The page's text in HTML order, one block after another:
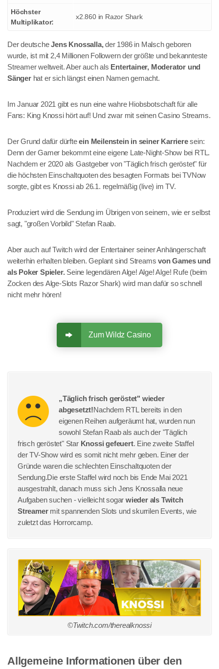
Höchster
Multiplikator:
x2.860 in Razor Shark
Der deutscheJens Knossalla,der 1986 in Malsch geboren
wurde, ist mit 2,4 Millionen Followern der größte und bekannteste
Streamer weltweit. Aber auch als Entertainer, Moderator und
Sängerhat er sich längst einen Namen gemacht.
Im Januar 2021 gibt es nun eine wahre Hiobsbotschaft für alle
Fans: King Knossi hört auf! Und zwar mit seinen Casino Streams.
Der Grund dafür dürfteein Meilenstein in seiner Karrieresein:
Denn der Gamer bekommt eine eigene Late-Night-Show bei RTL.
Nachdem er 2020 als Gastgeber von "Täglich frisch geröstet" für
die höchsten Einschaltquoten des besagten Formats bei TVNow
sorgte, gibt es Knossi ab 26.1. regelmäßig (live) im TV.
Produziert wird die Sendung im Übrigen von seinem, wie er selbst
sagt, "großen Vorbild" Stefan Raab.
Aber auch auf Twitch wird der Entertainer seiner Anhängerschaft
weiterhin erhalten bleiben. Geplant sind Streamsvon Games und
als Poker Spieler.Seine legendären Alge! Alge! Alge! Rufe (beim
Zocken des Alge-Slots Razor Shark) wird man dafür so schnell
nicht mehr hören!
Zum Wildz Casino
„Täglich frisch geröstet" wieder
abgesetzt!Nachdem RTL bereits in den
eigenen Reihen aufgeräumt hat, wurden nun
sowohl Stefan Raab als auch der "Täglich
frisch geröstet" Star Knossi gefeuert. Eine zweite Staffel
der TV-Show wird es somit nicht mehr geben. Einer der
Gründe waren die schlechten Einschaltquoten der
Sendung.Die erste Staffel wird noch bis Ende Mai 2021
ausgestrahlt, danach muss sich Jens Knossalla neue
Aufgaben suchen - vielleicht sogarwieder als Twitch
Streamer mit spannenden Slots und skurrilen Events, wie
zuletzt das Horrorcamp.
©Twitch.com/therealknossi
Allgemeine Informationen über den